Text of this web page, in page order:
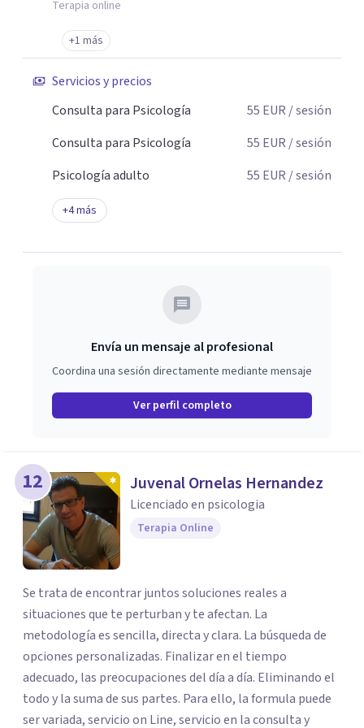
Terapia online
+1 más
Servicios y precios
Consulta para Psicología
55 EUR / sesión
Consulta para Psicología
55 EUR / sesión
Psicología adulto
55 EUR / sesión
+4más
Envía un mensaje al profesional
Coordina una sesión directamente mediante mensaje
Ver perfil completo
12 Juvenal Ornelas Hernandez
Licenciado en psicologia
Terapia Online
Se trata de encontrar juntos soluciones reales a
situaciones que te perturban y te afectan. La
metodología es sencilla, directa y clara. La búsqueda de
opciones personalizadas. Finalizar en el tiempo
adecuado, las preocupaciones del día a día. Eliminando el
todo y la suma de sus partes. Para ello, la formula puede
ser variada, servicio on Line, servicio en la consulta y